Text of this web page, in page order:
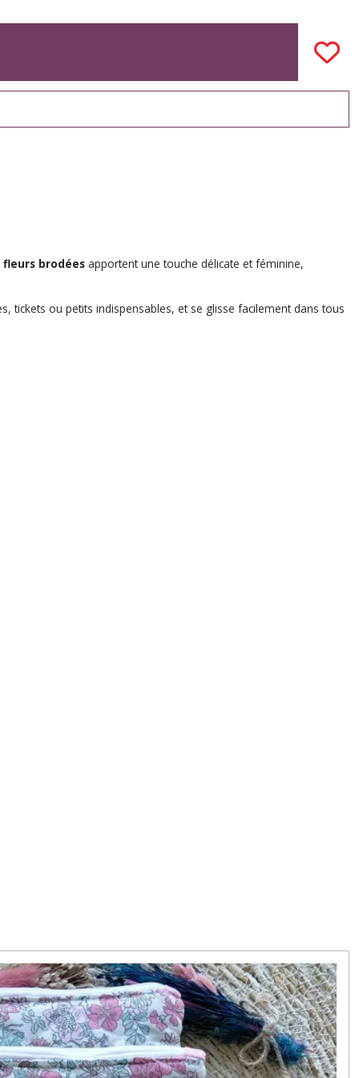
brodées apportent une touche délicate et féminine,
tickets ou petits indispensables, et se glisse facilement dans tous